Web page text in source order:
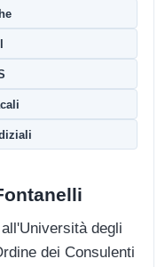
degli
dei Consulenti